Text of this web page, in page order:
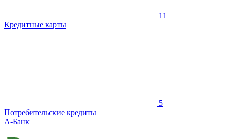
11
Кредитные карты
5
Потребительские кредиты
А-Банк